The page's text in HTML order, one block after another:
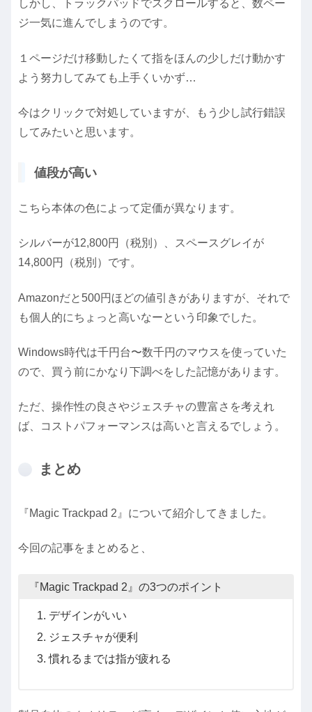
しかし、トラックパッドでスクロールすると、数ペー
ジ一気に進んでしまうのです。
１ページだけ移動したくて指をほんの少しだけ動かす
よう努力してみても上手くいかず…
今はクリックで対処していますが、もう少し試行錯誤
してみたいと思います。
値段が高い
こちら本体の色によって定価が異なります。
シルバーが12,800円（税別）、スペースグレイが
14,800円（税別）です。
Amazonだと500円ほどの値引きがありますが、それで
も個人的にちょっと高いなーという印象でした。
Windows時代は千円台〜数千円のマウスを使っていた
ので、買う前にかなり下調べをした記憶があります。
ただ、操作性の良さやジェスチャの豊富さを考えれ
ば、コストパフォーマンスは高いと言えるでしょう。
まとめ
『Magic Trackpad 2』について紹介してきました。
今回の記事をまとめると、
『Magic Trackpad 2』の3つのポイント
デザインがいい
ジェスチャが便利
慣れるまでは指が疲れる